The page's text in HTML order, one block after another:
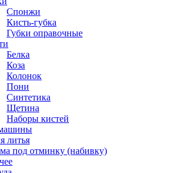
Спонжи
Кисть-губка
Губки оправочные
Белка
Коза
Колонок
Пони
Синтетика
Щетина
Наборы кистей
литья
под отминку (набивку)